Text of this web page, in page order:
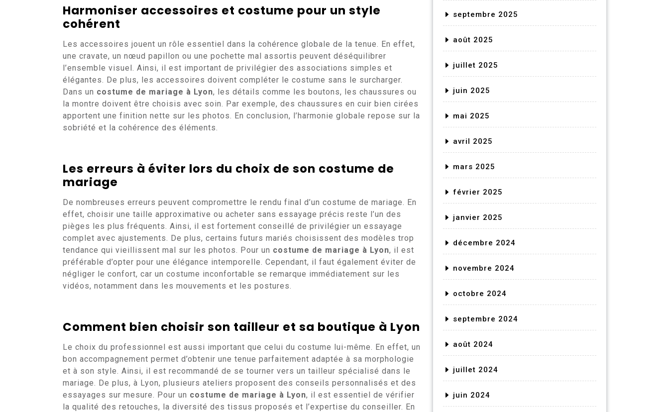
Harmoniser accessoires et costume pour un style
cohérent
Les accessoires jouent un rôle essentiel dans la cohérence globale de la tenue. En effet,
une cravate, un nœud papillon ou une pochette mal assortis peuvent déséquilibrer
l’ensemble visuel. Ainsi, il est important de privilégier des associations simples et
élégantes. De plus, les accessoires doivent compléter le costume sans le surcharger.
Dans un costume de mariage à Lyon, les détails comme les boutons, les chaussures ou
la montre doivent être choisis avec soin. Par exemple, des chaussures en cuir bien cirées
apportent une finition nette sur les photos. En conclusion, l’harmonie globale repose sur la
sobriété et la cohérence des éléments.
Les erreurs à éviter lors du choix de son costume de
mariage
De nombreuses erreurs peuvent compromettre le rendu final d’un costume de mariage. En
effet, choisir une taille approximative ou acheter sans essayage précis reste l’un des
pièges les plus fréquents. Ainsi, il est fortement conseillé de privilégier un essayage
complet avec ajustements. De plus, certains futurs mariés choisissent des modèles trop
tendance qui vieillissent mal sur les photos. Pour un costume de mariage à Lyon, il est
préférable d’opter pour une élégance intemporelle. Cependant, il faut également éviter de
négliger le confort, car un costume inconfortable se remarque immédiatement sur les
vidéos, notamment dans les mouvements et les postures.
Comment bien choisir son tailleur et sa boutique à Lyon
Le choix du professionnel est aussi important que celui du costume lui-même. En effet, un
bon accompagnement permet d’obtenir une tenue parfaitement adaptée à sa morphologie
et à son style. Ainsi, il est recommandé de se tourner vers un tailleur spécialisé dans le
mariage. De plus, à Lyon, plusieurs ateliers proposent des conseils personnalisés et des
essayages sur mesure. Pour un costume de mariage à Lyon, il est essentiel de vérifier
la qualité des retouches, la diversité des tissus proposés et l’expertise du conseiller. En
septembre 2025
août 2025
juillet 2025
juin 2025
mai 2025
avril 2025
mars 2025
février 2025
janvier 2025
décembre 2024
novembre 2024
octobre 2024
septembre 2024
août 2024
juillet 2024
juin 2024